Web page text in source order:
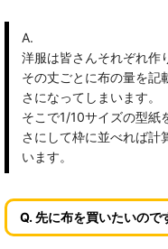
A.
洋服は皆さんそれぞれ作
その丈ごとに布の量を記
さになってしまいます。
そこで1/10サイズの型紙
さにして枠に並べれば計
います。
Q. 先に布を買いたいので